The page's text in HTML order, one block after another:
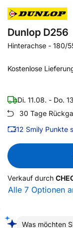
Dunlop D256
Hinterachse - 180/
Kostenlose
Di. 11.08. - Do.
30 Tage
12 Smily Punkte
Verkauf durch
Alle 7 Optionen
Was möchten